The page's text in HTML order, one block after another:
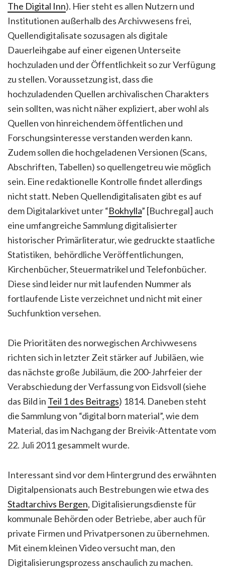
The Digital Inn). Hier steht es allen Nutzern und
Institutionen außerhalb des Archivwesens frei,
Quellendigitalisate sozusagen als digitale
Dauerleihgabe auf einer eigenen Unterseite
hochzuladen und der Öffentlichkeit so zur Verfügung
zu stellen. Voraussetzung ist, dass die
hochzuladenden Quellen archivalischen Charakters
sein sollten, was nicht näher expliziert, aber wohl als
Quellen von hinreichendem öffentlichen und
Forschungsinteresse verstanden werden kann.
Zudem sollen die hochgeladenen Versionen (Scans,
Abschriften, Tabellen) so quellengetreu wie möglich
sein. Eine redaktionelle Kontrolle findet allerdings
nicht statt. Neben Quellendigitalisaten gibt es auf
dem Digitalarkivet unter “Bokhylla” [Buchregal] auch
eine umfangreiche Sammlung digitalisierter
historischer Primärliteratur, wie gedruckte staatliche
Statistiken, behördliche Veröffentlichungen,
Kirchenbücher, Steuermatrikel und Telefonbücher.
Diese sind leider nur mit laufenden Nummer als
fortlaufende Liste verzeichnet und nicht mit einer
Suchfunktion versehen.
Die Prioritäten des norwegischen Archivwesens
richten sich in letzter Zeit stärker auf Jubiläen, wie
das nächste große Jubiläum, die 200-Jahrfeier der
Verabschiedung der Verfassung von Eidsvoll (siehe
das Bild in Teil 1 des Beitrags) 1814. Daneben steht
die Sammlung von “digital born material”, wie dem
Material, das im Nachgang der Breivik-Attentate vom
22. Juli 2011 gesammelt wurde.
Interessant sind vor dem Hintergrund des erwähnten
Digitalpensionats auch Bestrebungen wie etwa des
Stadtarchivs Bergen, Digitalisierungsdienste für
kommunale Behörden oder Betriebe, aber auch für
private Firmen und Privatpersonen zu übernehmen.
Mit einem kleinen Video versucht man, den
Digitalisierungsprozess anschaulich zu machen.